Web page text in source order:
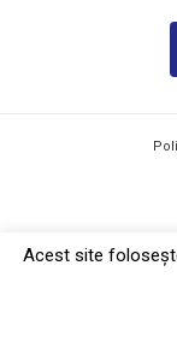
Acest site